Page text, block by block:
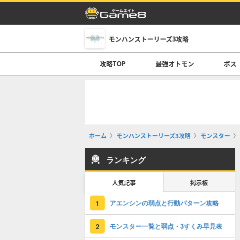
モンハンストーリーズ3攻略
攻略TOP 最強オトモン ボス
ホーム モンハンストーリーズ3攻略 モンスター
ランキング
人気記事 掲示板
1 アエンシンの弱点と行動パターン攻略
2 モンスター一覧と弱点・3すくみ早見表